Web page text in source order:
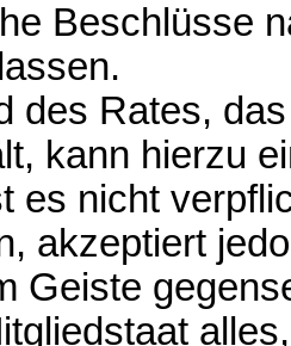
Beschlüsse
des Rates,
kann hierzu
es nicht
akzeptiert
Geiste